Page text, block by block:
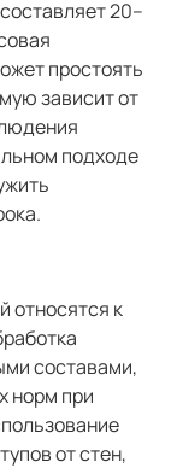
20–
простоять
зависит от
подходе
относятся к
составами,
норм при
от стен,